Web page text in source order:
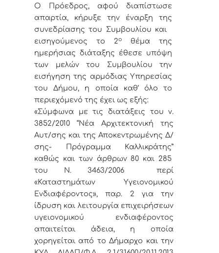
Ο Πρόεδρος, αφού διαπίστωσε
απαρτία, κήρυξε την έναρξη της
συνεδρίασης του Συμβουλίου και
εισηγούμενος το 2ο
θέμα της
ημερήσιας διάταξης έθεσε υπόψη
των μελών του Συμβουλίου την
εισήγηση της αρμόδιας Υπηρεσίας
του Δήμου, η οποία καθ’ όλο το
περιεχόμενό της έχει ως εξής:
«Σύμφωνα με τις διατάξεις του ν.
3852/2010 “Νέα Αρχιτεκτονική της
Αυτ/σης και της Αποκεντρωμένης Δ/
σης- Πρόγραμμα Καλλικράτης”
καθώς και των άρθρων 80 και 285
του Ν. 3463/2006 περί
«Καταστημάτων Υγειονομικού
Ενδιαφέροντος», παρ. 2 για την
ίδρυση και λειτουργία επιχειρήσεων
υγειονομικού ενδιαφέροντος
απαιτείται άδεια, η οποία
χορηγείται από το Δήμαρχο και την